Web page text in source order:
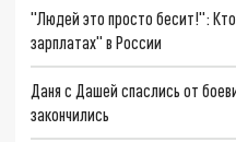
"Людей это просто бесит!":
зарплатах" в России
Даня с Дашей спаслись от
закончились